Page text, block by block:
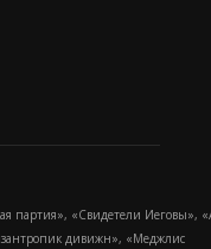
партия», «Свидетели Иеговы»,
дивижн», «Меджлис